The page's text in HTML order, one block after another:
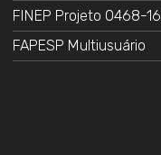
FINEP Projeto 0468-16
FAPESP Multiusuário